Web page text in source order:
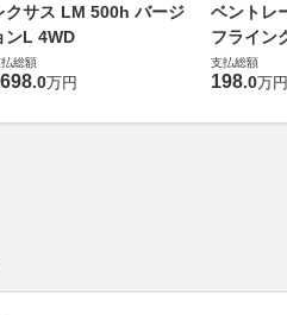
クサス LM 500h バージ
ンL 4WD
総額
.0万円
ベントレ
フライン
支払総額
198.0万円